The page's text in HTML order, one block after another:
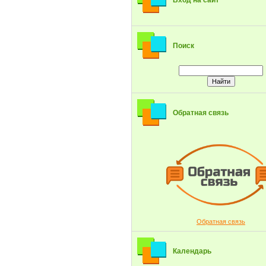
Поиск
Обратная связь
Обратная связь
Календарь